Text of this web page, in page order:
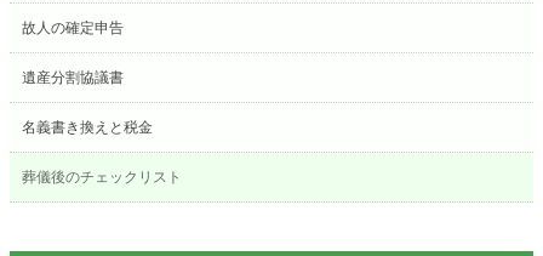
故人の確定申告
遺産分割協議書
名義書き換えと税金
葬儀後のチェックリスト